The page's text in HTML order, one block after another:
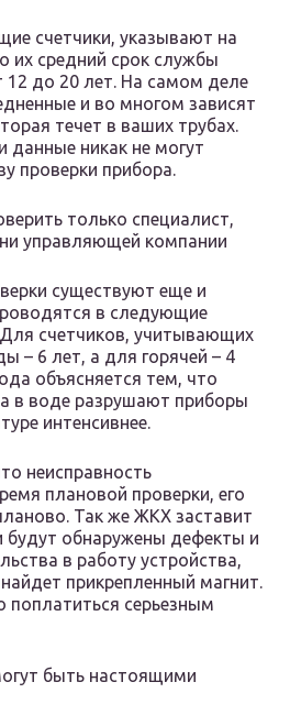
счетчики, указывают на
их средний срок службы
12 до 20 лет. На самом деле
и во многом зависят
течет в ваших трубах.
данные никак не могут
проверки прибора.
только специалист,
управляющей компании
существуют еще и
в следующие
счетчиков, учитывающих
– 6 лет, а для горячей – 4
объясняется тем, что
в воде разрушают приборы
интенсивнее.
неисправность
плановой проверки, его
Так же ЖКХ заставит
будут обнаружены дефекты и
в работу устройства,
прикрепленный магнит.
поплатиться серьезным
быть настоящими